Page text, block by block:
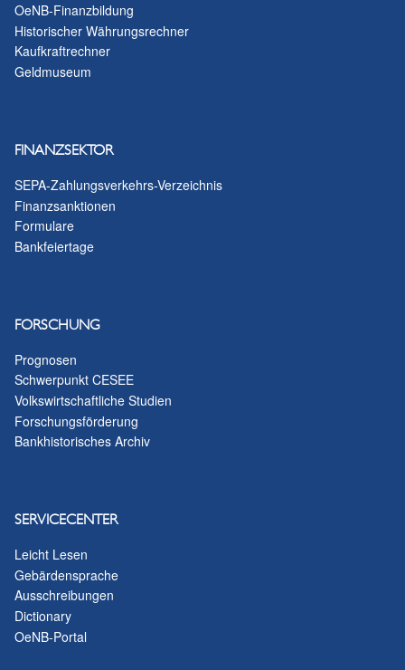
OeNB-Finanzbildung
Historischer Währungsrechner
Kaufkraftrechner
Geldmuseum
FINANZSEKTOR
SEPA-Zahlungsverkehrs-Verzeichnis
Finanzsanktionen
Formulare
Bankfeiertage
FORSCHUNG
Prognosen
Schwerpunkt CESEE
Volkswirtschaftliche Studien
Forschungsförderung
Bankhistorisches Archiv
SERVICECENTER
Leicht Lesen
Gebärdensprache
Ausschreibungen
Dictionary
OeNB-Portal